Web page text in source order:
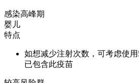
感染高峰期
婴儿
特点
如想减少注射次数，可考虑使
已包含此疫苗